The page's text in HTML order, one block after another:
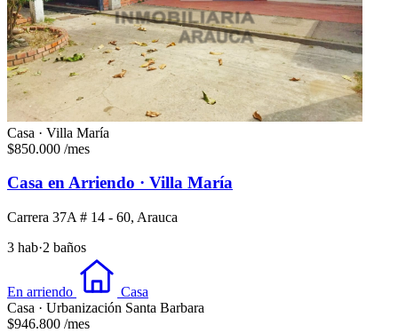
Casa · Villa María
$850.000 /mes
Casa en Arriendo · Villa María
Carrera 37A # 14 - 60, Arauca
3 hab·2 baños
En arriendo
Casa
Casa · Urbanización Santa Barbara
$946.800 /mes